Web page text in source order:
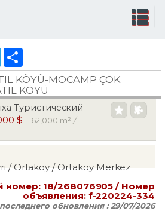
Telegram
KÖYÜ-MOCAMP ÇOK
KÖYÜ
Туристический
$ 62,000 m² /
/ Ortaköy / Ortaköy Merkez
номер: 18/268076905 / Номер
объявления: f-220224-334
обновления :29/07/2026